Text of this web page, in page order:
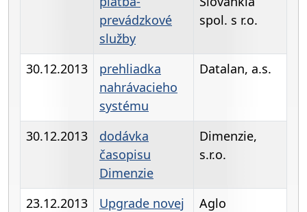
prevádzkové
služby
spol. s r.o.
30.12.2013
prehliadka
nahrávacieho
systému
Datalan, a.s.
30.12.2013
dodávka
časopisu
Dimenzie
Dimenzie,
s.r.o.
23.12.2013
Upgrade novej
Aglo